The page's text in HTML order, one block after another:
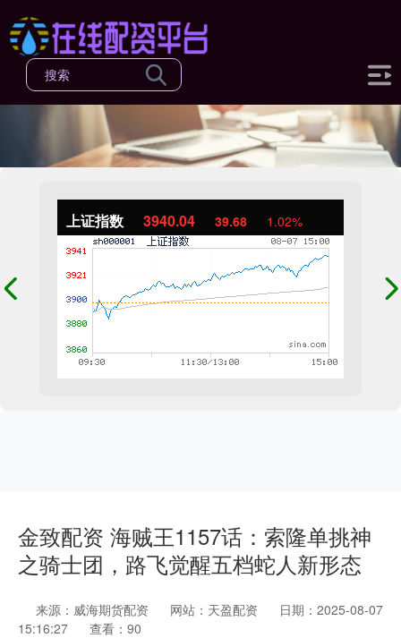
上证指数 3940.04 39.68 1.02%
金致配资 海贼王1157话：索隆单挑神
之骑士团，路飞觉醒五档蛇人新形态
来源：威海期货配资 网站：天盈配资
日期：2025-08-07
15:16:27
查看：90